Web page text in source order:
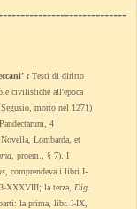
: Testi di diritto
civilistiche all'epoca
morto nel 1271)
4
Lombarda, et
, proem., § 7). I
, comprendeva i libri I-
la terza, Dig.
la prima, libr. I-IX,